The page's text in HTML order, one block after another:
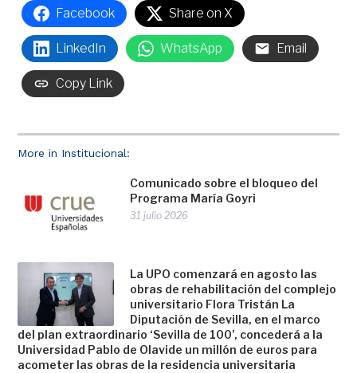
More in Institucional:
Comunicado sobre el bloqueo del
Programa María Goyri
31 julio 2026
La UPO comenzará en agosto las
obras de rehabilitación del complejo
universitario Flora Tristán La
Diputación de Sevilla, en el marco
del plan extraordinario ‘Sevilla de 100’, concederá a la
Universidad Pablo de Olavide un millón de euros para
acometer las obras de la residencia universitaria
Facebook Share on X
LinkedIn WhatsApp Email
Copy Link